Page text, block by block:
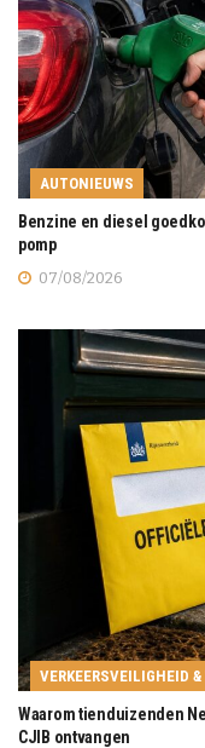
AUTONIEUWS
Benzine en diesel
pomp
07/08/2026
VERKEERSVEILIGHEID
Waarom tienduizenden
CJIB ontvangen